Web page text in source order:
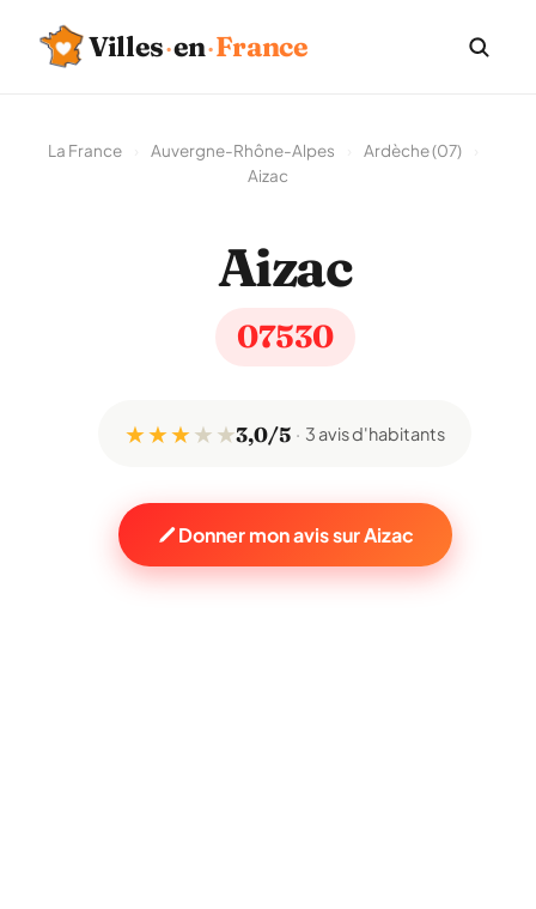
Villes·en·France
La France Auvergne-Rhône-Alpes Ardèche (07)
Aizac
Aizac
07530
★ ★ ★★ ★3,0/5 3 avis d'habitants
Donner mon avis sur Aizac